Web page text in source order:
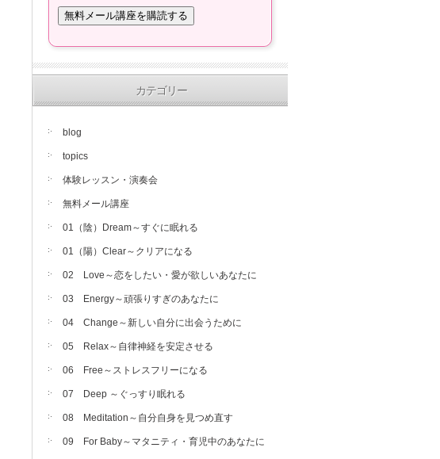
カテゴリー
blog
topics
体験レッスン・演奏会
無料メール講座
01（陰）Dream～すぐに眠れる
01（陽）Clear～クリアになる
02 Love～恋をしたい・愛が欲しいあなたに
03 Energy～頑張りすぎのあなたに
04 Change～新しい自分に出会うために
05 Relax～自律神経を安定させる
06 Free～ストレスフリーになる
07 Deep ～ぐっすり眠れる
08 Meditation～自分自身を見つめ直す
09 For Baby～マタニティ・育児中のあなたに